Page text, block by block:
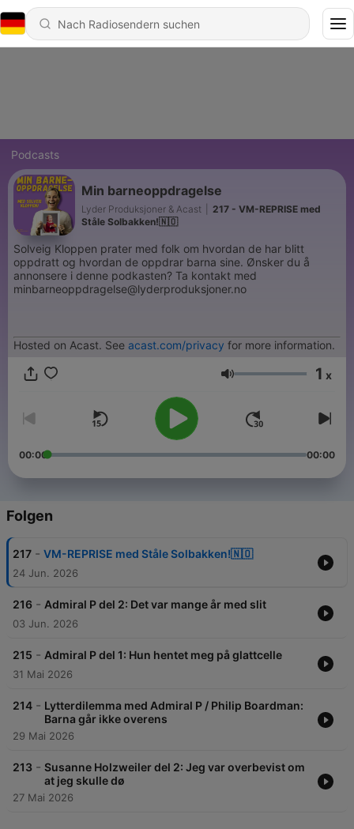
Podcasts
Min barneoppdragelse
Lyder Produksjoner & Acast
217 - VM-REPRISE med
Ståle Solbakken!🇳🇴
Solveig Kloppen prater med folk om hvordan de har blitt
oppdratt og hvordan de oppdrar barna sine. Ønsker du å
annonsere i denne podkasten? Ta kontakt med
minbarneoppdragelse@lyderproduksjoner.no
Hosted on Acast. See acast.com/privacy for more information.
Lautstärke 1 x
00:00 00:00
Folgen
217 - VM-REPRISE med Ståle Solbakken!🇳🇴
24 Jun. 2026
216 - Admiral P del 2: Det var mange år med slit
03 Jun. 2026
215 - Admiral P del 1: Hun hentet meg på glattcelle
31 Mai 2026
214 - Lytterdilemma med Admiral P / Philip Boardman:
Barna går ikke overens
29 Mai 2026
213 - Susanne Holzweiler del 2: Jeg var overbevist om
at jeg skulle dø
27 Mai 2026